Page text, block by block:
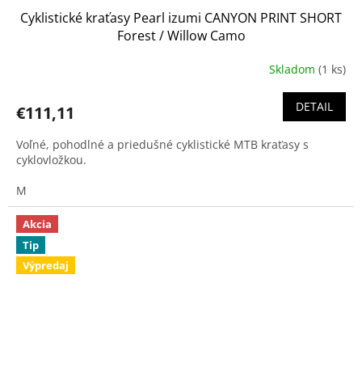
Cyklistické kraťasy Pearl izumi CANYON PRINT SHORT
Forest / Willow Camo
Skladom (1 ks)
€111,11 DETAIL
Voľné, pohodlné a priedušné cyklistické MTB kraťasy s
cyklovložkou.
M
Akcia
Tip
Výpredaj